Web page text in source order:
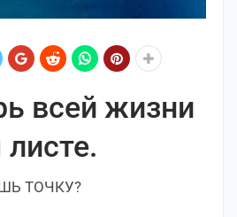
всей жизни
ТОЧКУ?